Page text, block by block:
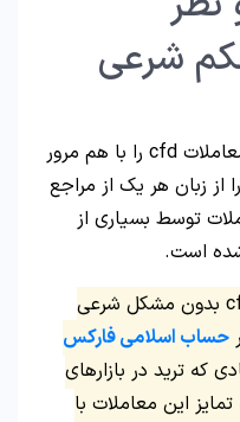
شرعی
نظر مراجع تقلید درباره ماهیت معاملات cfd را با هم مرور
زبان هر یک از مراجع
توسط بسیاری از
است.
معامله گرانی که به دنبال ترید cfd بدون مشکل شرعی
حساب اسلامی فارکس
که ترید در بازارهای
این معاملات با